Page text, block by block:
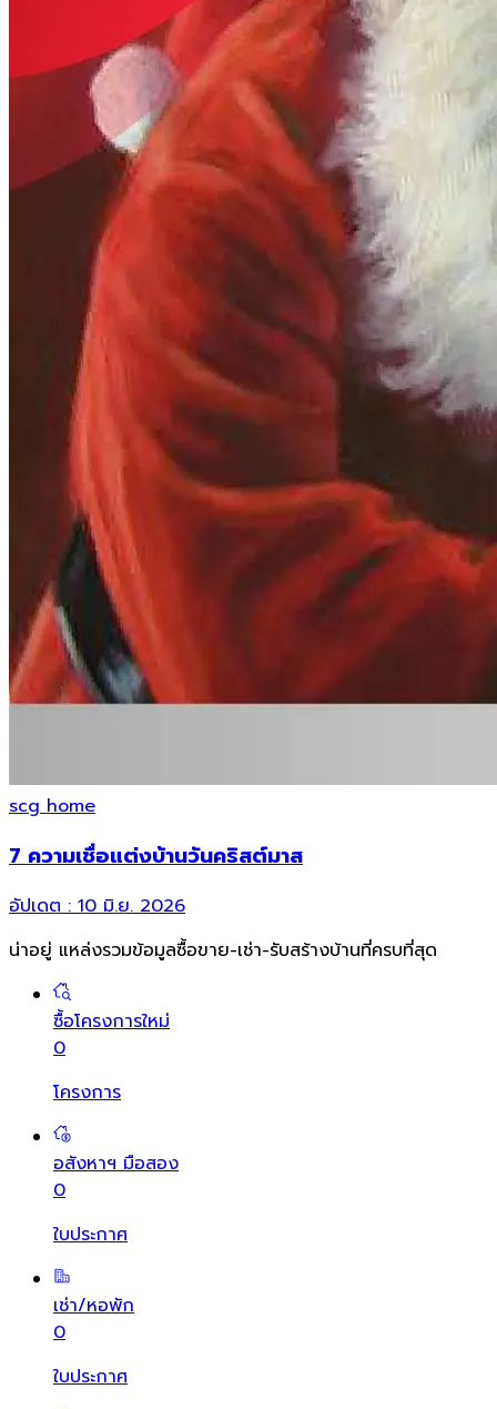
scg home
7 ความเชื่อแต่งบ้านวันคริสต์มาส
อัปเดต :10 มิ.ย. 2026
น่าอยู่ แหล่งรวมข้อมูลซื้อขาย-เช่า-รับสร้างบ้านที่ครบที่สุด
ซื้อโครงการใหม่
0
โครงการ
อสังหาฯ มือสอง
0
ใบประกาศ
เช่า/หอพัก
0
ใบประกาศ